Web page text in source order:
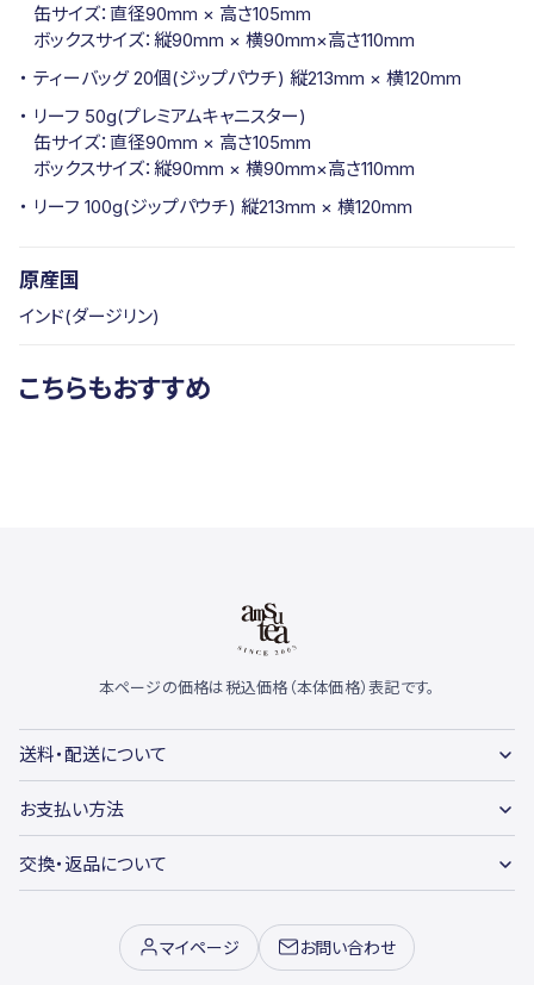
缶サイズ：直径90mm × 高さ105mm
ボックスサイズ：縦90mm × 横90mm×高さ110mm
ティーバッグ 20個(ジップパウチ) 縦213mm × 横120mm
リーフ 50g(プレミアムキャニスター)
缶サイズ：直径90mm × 高さ105mm
ボックスサイズ：縦90mm × 横90mm×高さ110mm
リーフ 100g(ジップパウチ) 縦213mm × 横120mm
原産国
インド(ダージリン)
こちらもおすすめ
本ページの価格は税込価格（本体価格）表記です。
送料・配送について
お支払い方法
交換・返品について
マイページ お問い合わせ